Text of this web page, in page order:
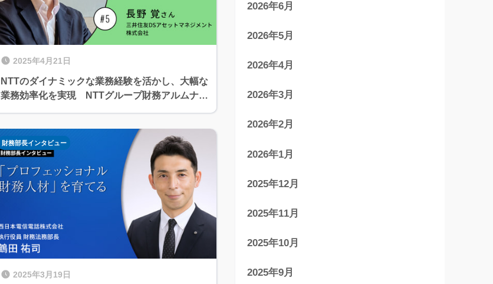
2025年4月21日
NTTのダイナミックな業務経験を活かし、大幅な
業務効率化を実現 NTTグループ財務アルムナイ
財務部長インタビュー
2025年3月19日
2026年6月
2026年5月
2026年4月
2026年3月
2026年2月
2026年1月
2025年12月
2025年11月
2025年10月
2025年9月